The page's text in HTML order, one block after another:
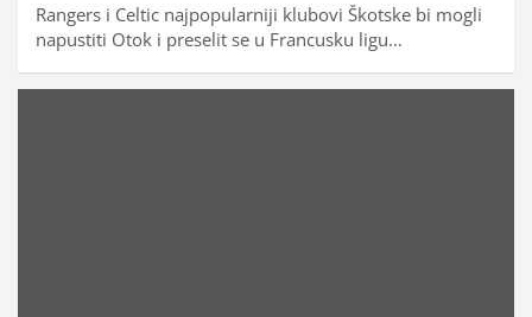
Rangers i Celtic najpopularniji klubovi Škotske bi mogli
napustiti Otok i preselit se u Francusku ligu…